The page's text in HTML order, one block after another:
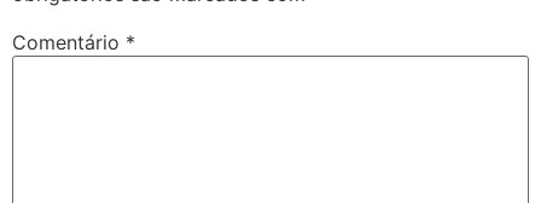
Comentário *